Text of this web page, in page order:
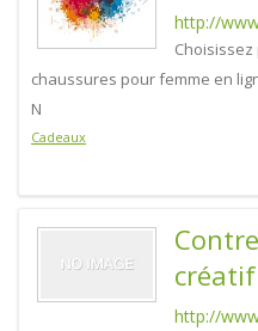
http://
chaussures pour femme en
N
Cadeaux
créatif
http://